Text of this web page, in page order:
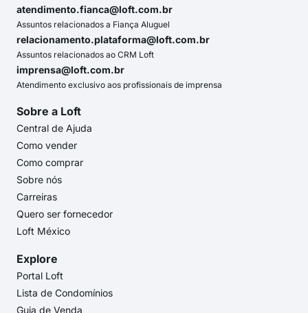
atendimento.fianca@loft.com.br
Assuntos relacionados a Fiança Aluguel
relacionamento.plataforma@loft.com.br
Assuntos relacionados ao CRM Loft
imprensa@loft.com.br
Atendimento exclusivo aos profissionais de imprensa
Sobre a Loft
Central de Ajuda
Como vender
Como comprar
Sobre nós
Carreiras
Quero ser fornecedor
Loft México
Explore
Portal Loft
Lista de Condomínios
Guia de Venda